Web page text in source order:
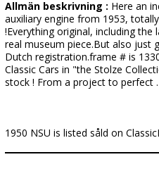
Allmän beskrivning : Here an
auxiliary engine from 1953,
!Everything original, including the
real museum piece.But also just
Dutch registration.frame # is
Classic Cars in "the Stolze
stock ! From a project to perfect .
1950 NSU is listed såld on